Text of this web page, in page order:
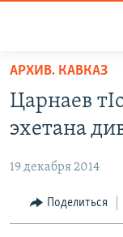
упрощенного
доступа
основному
Вернутся
ПОДКАСТЫ
ЦИТАТЫ
МНЕНИЯ
АРХИВ. КАВКАЗ
Царнаев
эхетана
19 декабря 2014
Поделиться